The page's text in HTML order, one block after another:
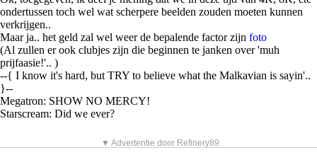
ondertussen toch wel wat scherpere beelden zouden moeten kunnen
verkrijgen..
Maar ja.. het geld zal wel weer de bepalende factor zijn foto
(Al zullen er ook clubjes zijn die beginnen te janken over 'muh
prijfaasie!'.. )
--{ I know it's hard, but TRY to believe what the Malkavian is sayin'..
}--
Megatron: SHOW NO MERCY!
Starscream: Did we ever?
▼ Advertentie door Refinery89